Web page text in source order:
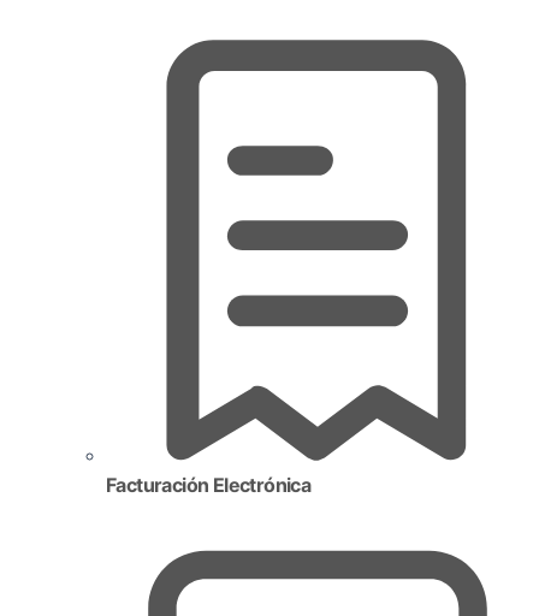
Facturación Electrónica